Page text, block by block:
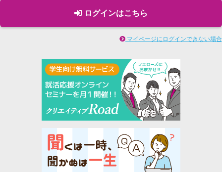
ログインはこちら
マイページにログインできない場合